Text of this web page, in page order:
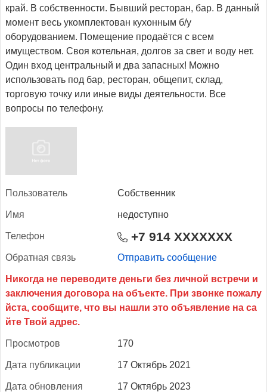
край. В собственности. Бывший ресторан, бар. В данный
момент весь укомплектован кухонным б/у
оборудованием. Помещение продаётся с всем
имуществом. Своя котельная, долгов за свет и воду нет.
Один вход центральный и два запасных! Можно
использовать под бар, ресторан, общепит, склад,
торговую точку или иные виды деятельности. Все
вопросы по телефону.
Поль­зо­ватель Собственник
Имя недоступно
Те­лефон +7 914 XXXXXXX
Об­ратная связь Отправить сообщение
Прос­мотров 170
Да­та пуб­ли­кации 17 Октябрь 2021
Да­та об­новле­ния 17 Октябрь 2023